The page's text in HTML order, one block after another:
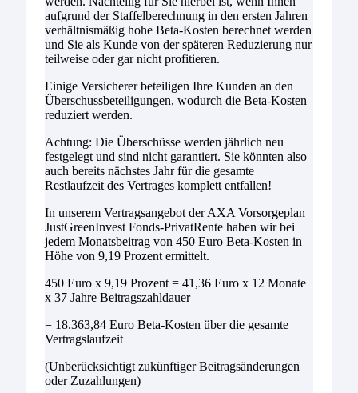
aufgrund der Staffelberechnung in den ersten Jahren
verhältnismäßig hohe Beta-Kosten berechnet werden
und Sie als Kunde von der späteren Reduzierung nur
teilweise oder gar nicht profitieren.
Einige Versicherer beteiligen Ihre Kunden an den
Überschussbeteiligungen, wodurch die Beta-Kosten
reduziert werden.
Achtung: Die Überschüsse werden jährlich neu
festgelegt und sind nicht garantiert. Sie könnten also
auch bereits nächstes Jahr für die gesamte
Restlaufzeit des Vertrages komplett entfallen!
In unserem Vertragsangebot der AXA Vorsorgeplan
JustGreenInvest Fonds-PrivatRente haben wir bei
jedem Monatsbeitrag von 450 Euro Beta-Kosten in
Höhe von 9,19 Prozent ermittelt.
450 Euro x 9,19 Prozent = 41,36 Euro x 12 Monate
x 37 Jahre Beitragszahldauer
= 18.363,84 Euro Beta-Kosten über die gesamte
Vertragslaufzeit
(Unberücksichtigt zukünftiger Beitragsänderungen
oder Zuzahlungen)